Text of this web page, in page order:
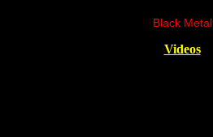
Black Metal
Videos